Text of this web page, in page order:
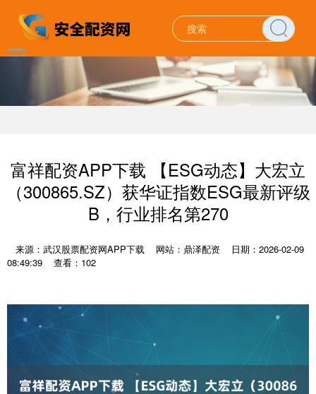
富祥配资APP下载 【ESG动态】大宏立
（300865.SZ）获华证指数ESG最新评级
B，行业排名第270
来源：武汉股票配资网APP下载 网站：鼎泽配资
日期：2026-02-09
08:49:39
查看：102